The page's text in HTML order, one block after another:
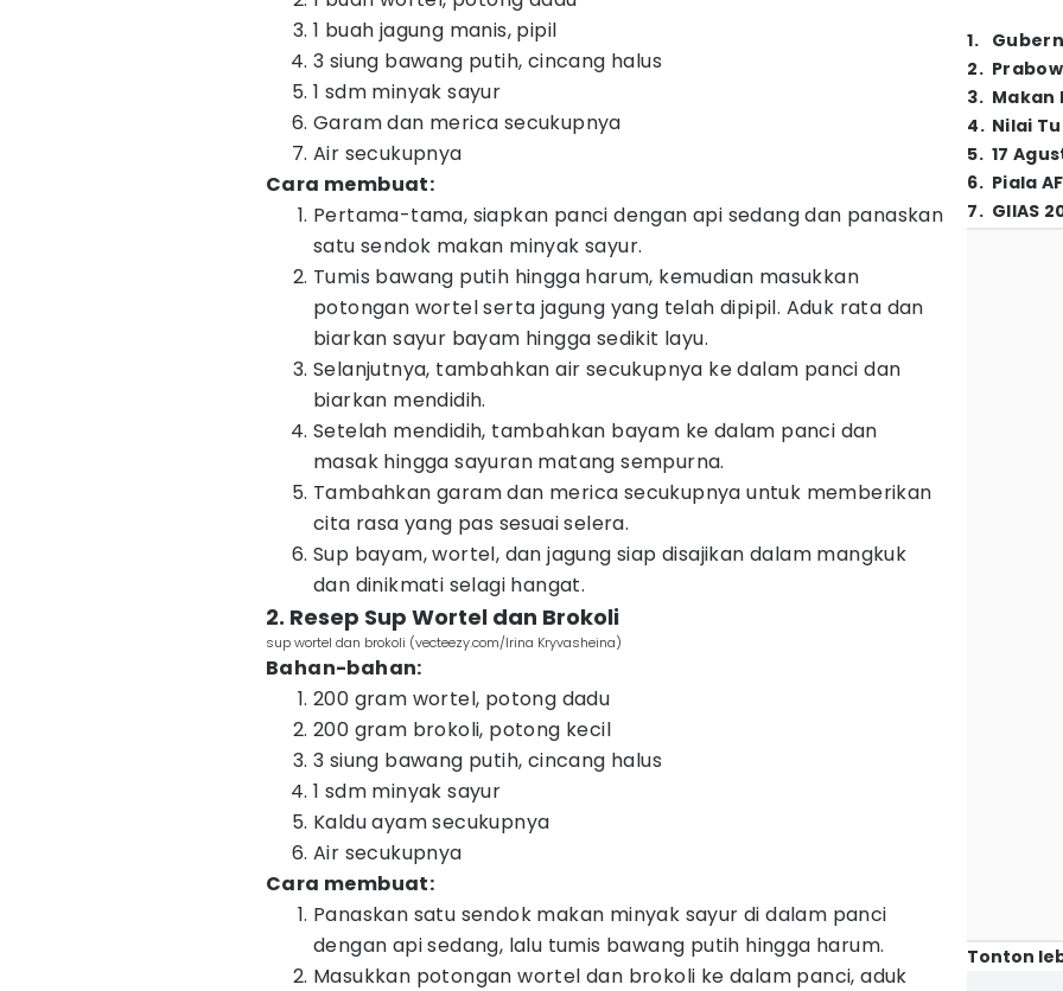
1 buah jagung manis, pipil
3 siung bawang putih, cincang halus
1 sdm minyak sayur
Garam dan merica secukupnya
Air secukupnya
Cara membuat:
Pertama-tama, siapkan panci dengan api sedang dan panaskan
satu sendok makan minyak sayur.
Tumis bawang putih hingga harum, kemudian masukkan
potongan wortel serta jagung yang telah dipipil. Aduk rata dan
biarkan sayur bayam hingga sedikit layu.
Selanjutnya, tambahkan air secukupnya ke dalam panci dan
biarkan mendidih.
Setelah mendidih, tambahkan bayam ke dalam panci dan
masak hingga sayuran matang sempurna.
Tambahkan garam dan merica secukupnya untuk memberikan
cita rasa yang pas sesuai selera.
Sup bayam, wortel, dan jagung siap disajikan dalam mangkuk
dan dinikmati selagi hangat.
2. Resep Sup Wortel dan Brokoli
sup wortel dan brokoli (vecteezy.com/Irina Kryvasheina)
Bahan-bahan:
200 gram wortel, potong dadu
200 gram brokoli, potong kecil
3 siung bawang putih, cincang halus
1 sdm minyak sayur
Kaldu ayam secukupnya
Air secukupnya
Cara membuat:
Panaskan satu sendok makan minyak sayur di dalam panci
dengan api sedang, lalu tumis bawang putih hingga harum.
Masukkan potongan wortel dan brokoli ke dalam panci, aduk
1.
2.
3. Makan
4. Nilai
5. 17
6. Piala
7. GIIAS
Tonton